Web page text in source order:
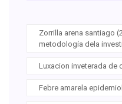
Zorrilla arena santiago
metodología dela
Luxacion inveterada de
Febre amarela